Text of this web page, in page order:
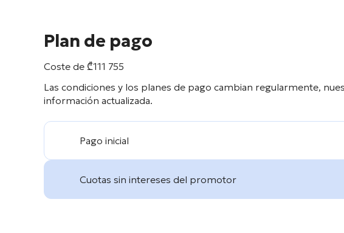
Plan de pago
Coste de ₾111 755
Las condiciones y los planes de pago cambian regularmente,
información actualizada.
Pago inicial
Cuotas sin intereses del promotor